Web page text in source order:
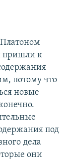
пришли к
потому что
новые
под
дела
они